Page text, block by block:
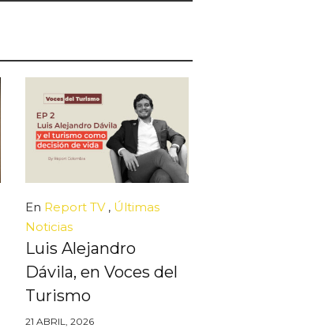
En Report TV, Últimas
Noticias
Luis Alejandro
Dávila, en Voces del
Turismo
21 ABRIL, 2026